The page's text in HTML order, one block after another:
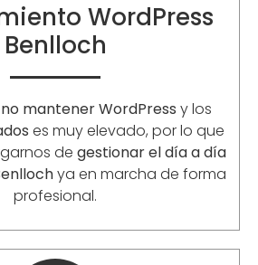
WordPress
Benlloch
mantener WordPress y los
es muy elevado, por lo que
de gestionar el día a día
ya en marcha de forma
profesional.